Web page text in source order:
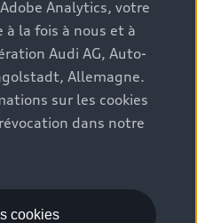
Analytics, votre
la fois à nous et à
Audi AG, Auto-
Allemagne.
sur les cookies
dans notre
cookies